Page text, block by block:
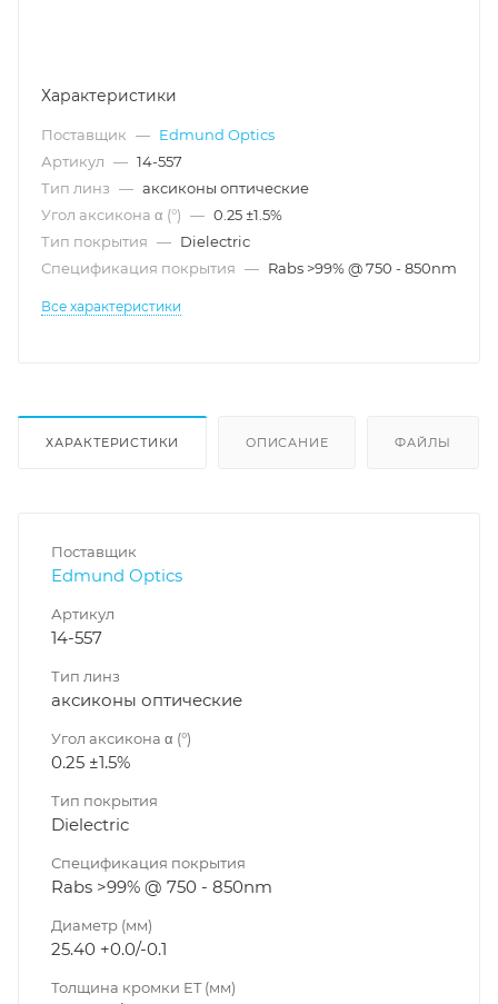
Характеристики
Поставщик — Edmund Optics
Артикул — 14-557
Тип линз — аксиконы оптические
Угол аксикона α (°) — 0.25 ±1.5%
Тип покрытия — Dielectric
Спецификация покрытия — Rabs >99% @ 750 - 850nm
Все характеристики
ХАРАКТЕРИСТИКИ ОПИСАНИЕ ФАЙЛЫ
Поставщик
Edmund Optics
Артикул
14-557
Тип линз
аксиконы оптические
Угол аксикона α (°)
0.25 ±1.5%
Тип покрытия
Dielectric
Спецификация покрытия
Rabs >99% @ 750 - 850nm
Диаметр (мм)
25.40 +0.0/-0.1
Толщина кромки ET (мм)